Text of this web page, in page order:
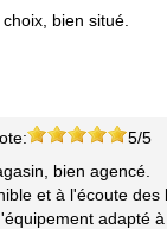
bien situé.
5/5
bien agencé.
et à l'écoute des
adapté